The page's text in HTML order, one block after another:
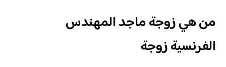
من هي زوجة ماجد المهندس
الفرنسية زوجة